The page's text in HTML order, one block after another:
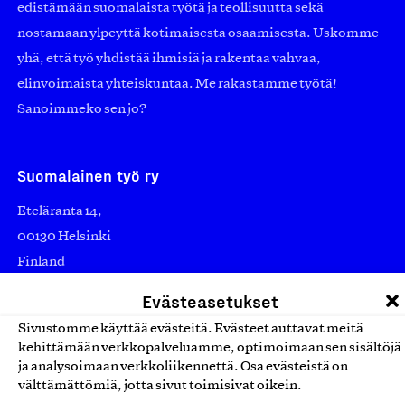
Evästeasetukset
Sivustomme käyttää evästeitä. Evästeet auttavat meitä
kehittämään verkkopalveluamme, optimoimaan sen sisältöjä
ja analysoimaan verkkoliikennettä. Osa evästeistä on
välttämättömiä, jotta sivut toimisivat oikein.
edistämään suomalaista työtä ja teollisuutta sekä
nostamaan ylpeyttä kotimaisesta osaamisesta. Uskomme
yhä, että työ yhdistää ihmisiä ja rakentaa vahvaa,
elinvoimaista yhteiskuntaa. Me rakastamme työtä!
Sanoimmeko sen jo?
Suomalainen työ ry
Eteläranta 14,
00130 Helsinki
Finland
laskutus@suomalainentyo.fi